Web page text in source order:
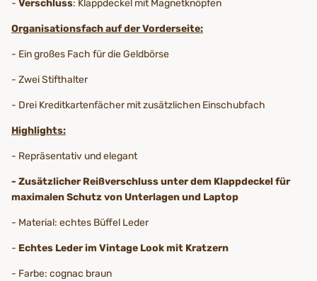
- Verschluss: Klappdeckel mit Magnetknöpfen
Organisationsfach auf der Vorderseite:
- Ein großes Fach für die Geldbörse
- Zwei Stifthalter
- Drei Kreditkartenfächer mit zusätzlichen Einschubfach
Highlights:
- Repräsentativ und elegant
- Zusätzlicher Reißverschluss unter dem Klappdeckel für
maximalen Schutz von Unterlagen und Laptop
- Material: echtes Büffel Leder
- Echtes Leder im Vintage Look mit Kratzern
- Farbe: cognac braun